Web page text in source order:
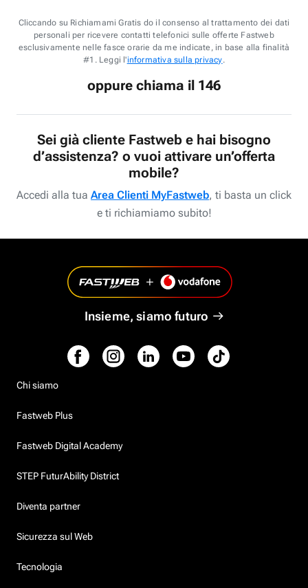
Cliccando su Richiamami Gratis do il consenso al trattamento dei dati
personali per ricevere contatti telefonici sulle offerte Fastweb
esclusivamente nelle fasce orarie da me indicate, in base alla finalità
#1. Leggi l'informativa sulla privacy.
oppure chiama il 146
Sei già cliente Fastweb e hai bisogno
d’assistenza? o vuoi attivare un’offerta
mobile?
Accedi alla tua Area Clienti MyFastweb, ti basta un click
e ti richiamiamo subito!
Insieme, siamo futuro
Chi siamo
Fastweb Plus
Fastweb Digital Academy
STEP FuturAbility District
Diventa partner
Sicurezza sul Web
Tecnologia